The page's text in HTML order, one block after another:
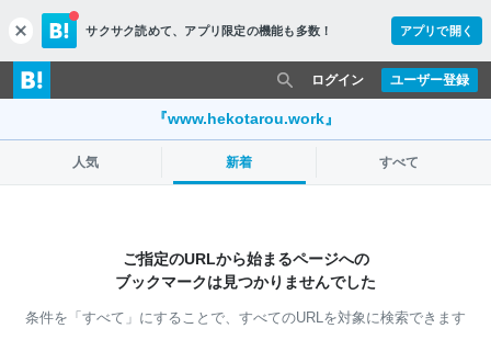
c
l
o
s
サクサク読めて、 アプリ限定の機能も多数！ アプリで開く
ユーザー登録
ログイン
『www.hekotarou.work』
人気 新着 すべて
ご指定のURLから始まるページへの
ブックマークは見つかりませんでした
条件を「すべて」にすることで、 すべてのURLを対象に検索できます